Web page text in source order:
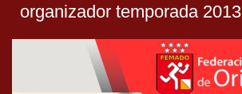
organizador temporada 2013